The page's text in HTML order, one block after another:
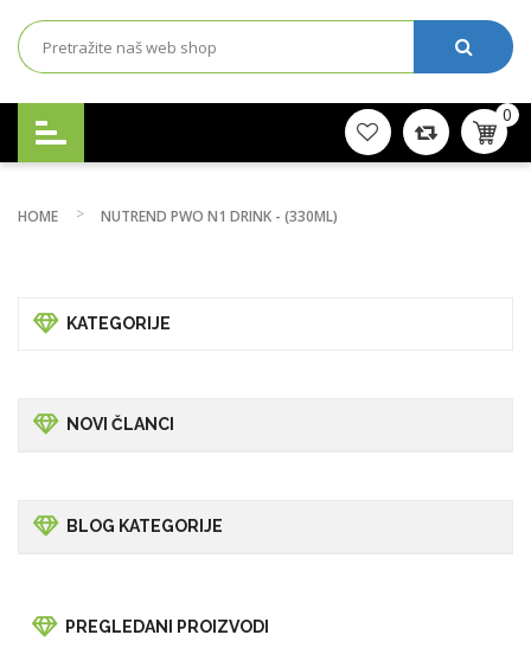
0
HOME NUTREND PWO N1 DRINK - (330ML)
KATEGORIJE
NOVI ČLANCI
BLOG KATEGORIJE
PREGLEDANI PROIZVODI